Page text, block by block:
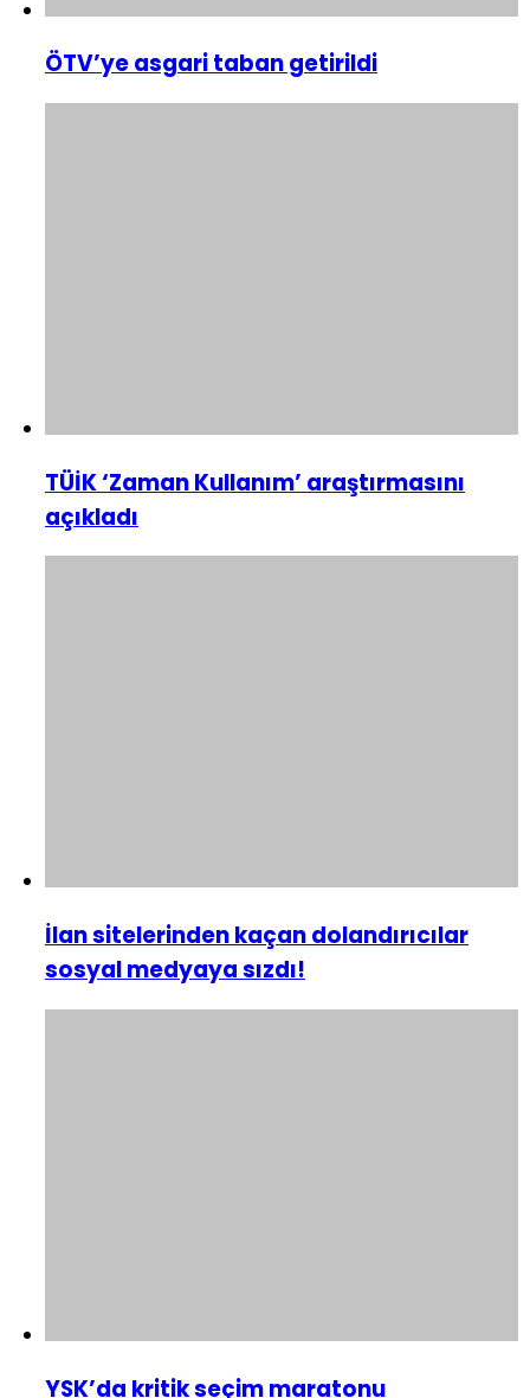
ÖTV’ye asgari taban getirildi
TÜİK ‘Zaman Kullanım’ araştırmasını
açıkladı
İlan sitelerinden kaçan dolandırıcılar
sosyal medyaya sızdı!
YSK’da kritik seçim maratonu